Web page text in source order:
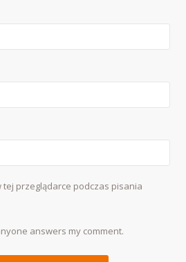
przeglądarce podczas pisania
answers my comment.